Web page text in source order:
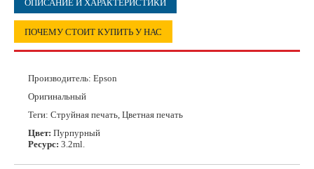
ОПИСАНИЕ И ХАРАКТЕРИСТИКИ
ПОЧЕМУ СТОИТ КУПИТЬ У НАС
Производитель: Epson
Оригинальный
Теги: Струйная печать, Цветная печать
Цвет: Пурпурный
Ресурс: 3.2ml.